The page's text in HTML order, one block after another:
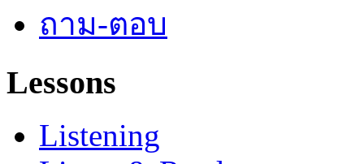
ถาม-ตอบ
Lessons
Listening